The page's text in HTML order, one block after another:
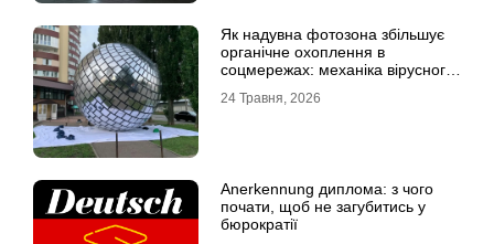
Як надувна фотозона збільшує
органічне охоплення в
соцмережах: механіка вірусного
24 Травня, 2026
Anerkennung диплома: з чого
почати, щоб не загубитись у
бюрократії